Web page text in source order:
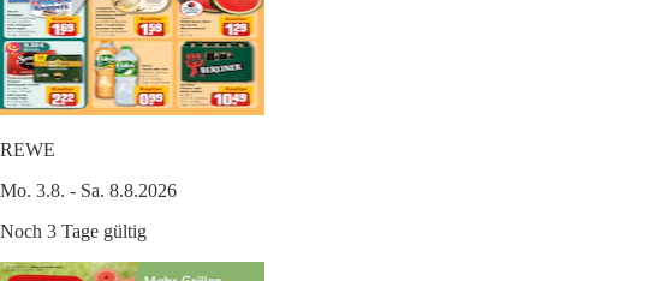
REWE
Mo. 3.8. - Sa. 8.8.2026
Noch 3 Tage gültig